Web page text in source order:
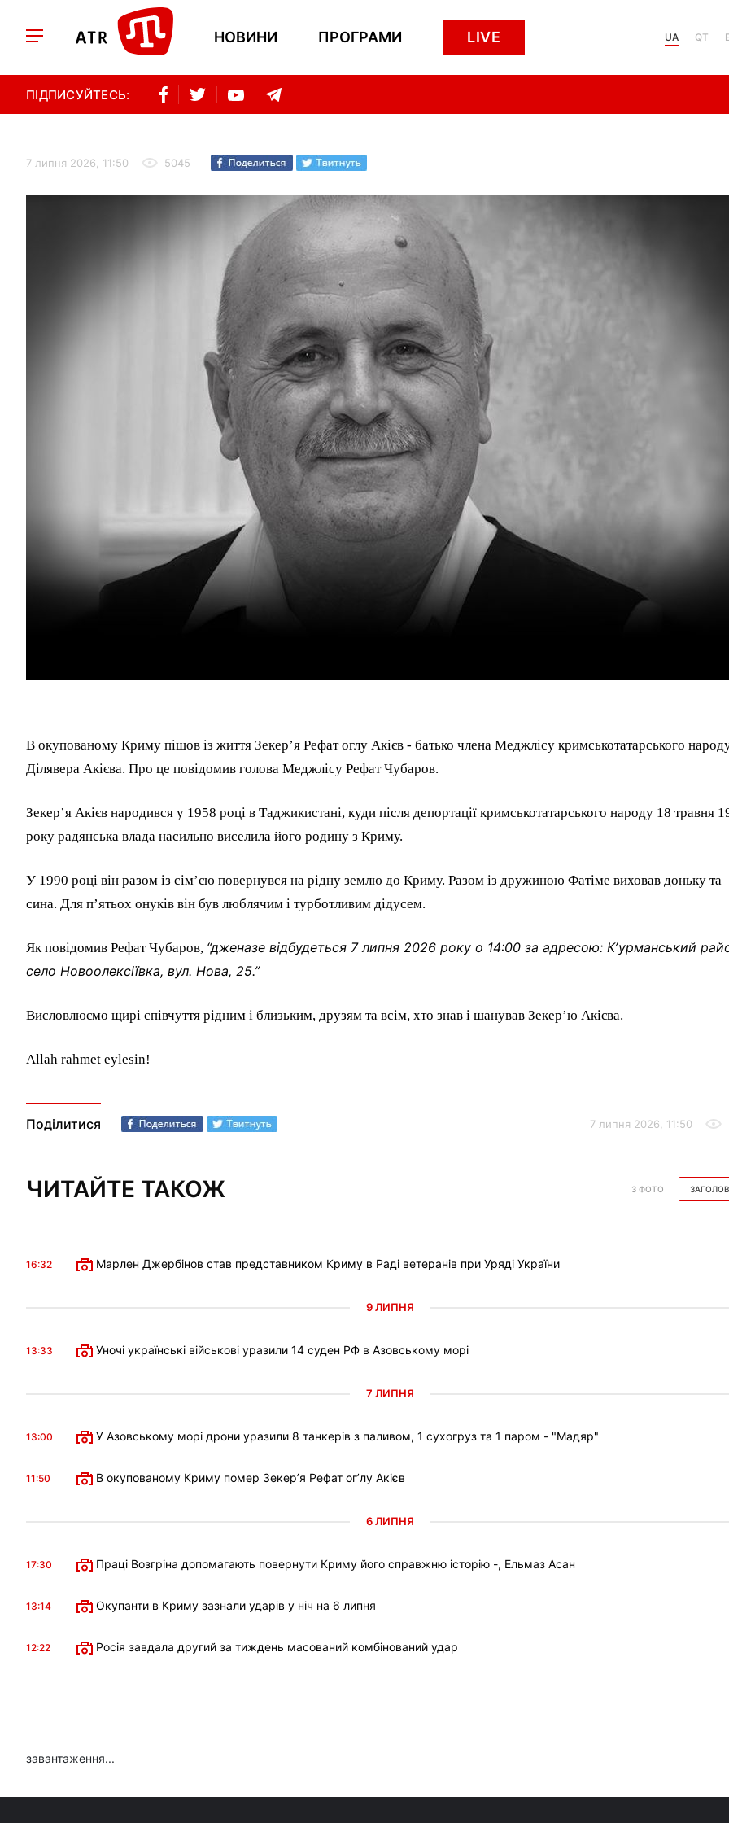
НОВИНИ ПРОГРАМИ LIVE UA QT
ПІДПИСУЙТЕСЬ:
7 липня 2026, 11:50 5045
В окупованому Криму пішов із життя Зекерʼя Рефат оглу Акієв - батько члена Меджлісу кримськотатарського
Ділявера Акієва. Про це повідомив голова Меджлісу Рефат Чубаров.
Зекерʼя Акієв народився у 1958 році в Таджикистані, куди після депортації кримськотатарського народу 18 травня
року радянська влада насильно виселила його родину з Криму.
У 1990 році він разом із сім’єю повернувся на рідну землю до Криму. Разом із дружиною Фатіме виховав доньку та
сина. Для п’ятьох онуків він був люблячим і турботливим дідусем.
Як повідомив Рефат Чубаров, “дженазе відбудеться 7 липня 2026 року о 14:00 за адресою: Кʼурманський
село Новоолексіївка, вул. Нова, 25.”
Висловлюємо щирі співчуття рідним і близьким, друзям та всім, хто знав і шанував Зекерʼю Акієва.
Allah rahmet eylesin!
Поділитися 7 липня 2026, 11:50
ЧИТАЙТЕ ТАКОЖ З ФОТО
16:32 Марлен Джербінов став представником Криму в Раді ветеранів при Уряді України
9 ЛИПНЯ
13:33 Уночі українські військові уразили 14 суден РФ в Азовському морі
7 ЛИПНЯ
13:00 У Азовському морі дрони уразили 8 танкерів з паливом, 1 сухогруз та 1 паром - "Мадяр"
11:50 В окупованому Криму помер Зекерʼя Рефат огʼлу Акієв
6 ЛИПНЯ
17:30 Праці Возгріна допомагають повернути Криму його справжню історію -, Ельмаз Асан
13:14 Окупанти в Криму зазнали ударів у ніч на 6 липня
12:22 Росія завдала другий за тиждень масований комбінований удар
завантаження...